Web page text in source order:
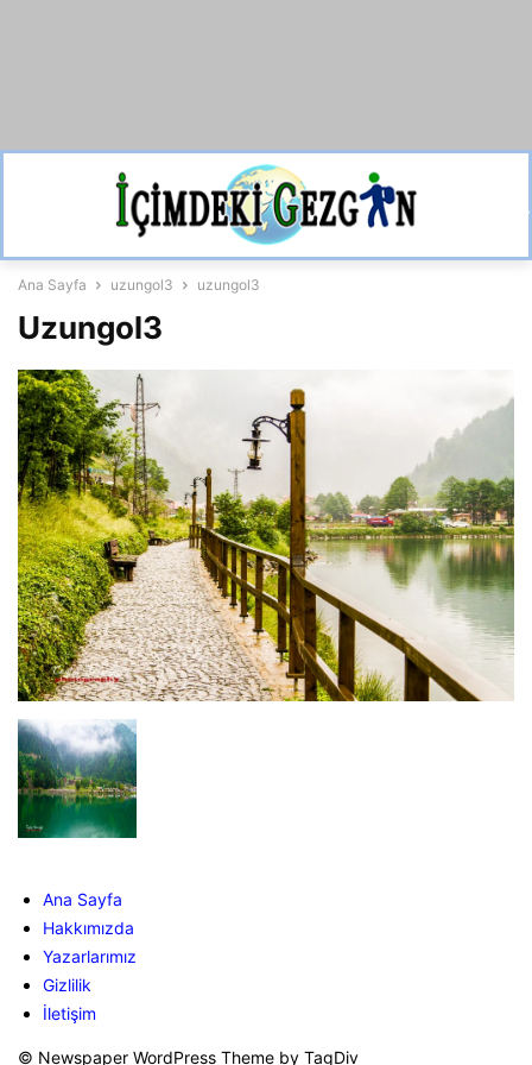
Ana Sayfa uzungol3 uzungol3
Uzungol3
Ana Sayfa
Hakkımızda
Yazarlarımız
Gizlilik
İletişim
© Newspaper WordPress Theme by TagDiv